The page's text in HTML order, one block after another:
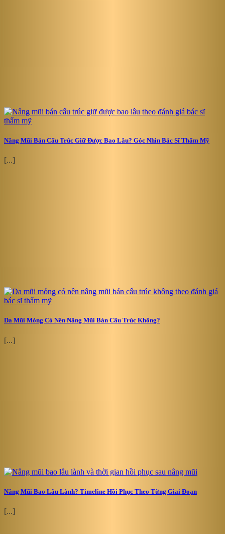
Nâng Mũi Bán Cấu Trúc Giữ Được Bao Lâu? Góc Nhìn Bác Sĩ Thẩm Mỹ
[...]
Da Mũi Mỏng Có Nên Nâng Mũi Bán Cấu Trúc Không?
[...]
Nâng Mũi Bao Lâu Lành? Timeline Hồi Phục Theo Từng Giai Đoạn
[...]